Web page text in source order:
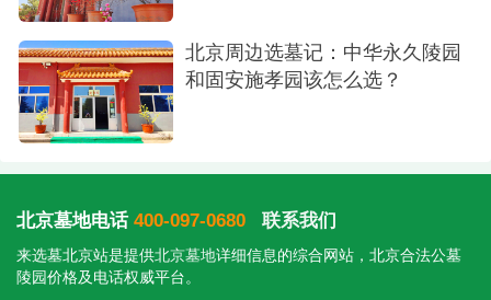
北京周边选墓记：中华永久陵园
和固安施孝园该怎么选？
北京墓地电话 400-097-0680 联系我们
来选墓北京站是提供北京墓地详细信息的综合网站，北京合法公墓
陵园价格及电话权威平台。